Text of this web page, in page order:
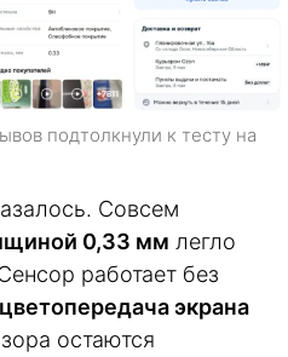
подтолкнули к тесту на
Совсем
0,33 мм легло
работает без
цветопередача экрана
остаются